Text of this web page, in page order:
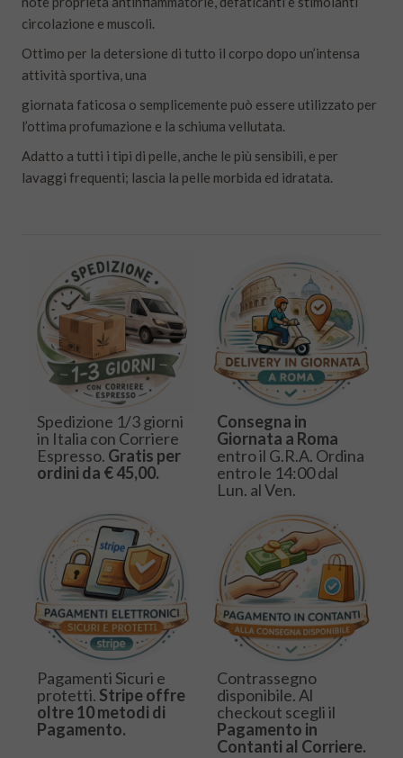
circolazione e muscoli.
Ottimo per la detersione di tutto il corpo dopo un’intensa
attività sportiva, una
giornata faticosa o semplicemente può essere utilizzato per
l’ottima profumazione e la schiuma vellutata.
Adatto a tutti i tipi di pelle, anche le più sensibili, e per
lavaggi frequenti; lascia la pelle morbida ed idratata.
Spedizione 1/3 giorni
in Italia con Corriere
Espresso. Gratis per
ordini da € 45,00.
Consegna in
Giornata a Roma
entro il G.R.A. Ordina
entro le 14:00 dal
Lun. al Ven.
Pagamenti Sicuri e
protetti. Stripe offre
oltre 10 metodi di
Pagamento.
Contrassegno
disponibile. Al
checkout scegli il
Pagamento in
Contanti al Corriere.